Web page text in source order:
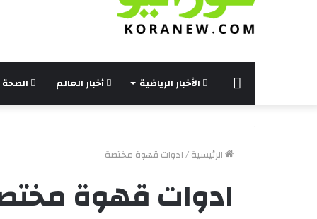
الرئيسة الأخبار الرياضية أخبار العالم
الرئيسية/ادوات قهوة مختصة
ادوات قهوة